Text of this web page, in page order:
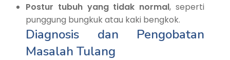
Postur tubuh yang tidak normal, seperti
punggung bungkuk atau kaki bengkok.
Diagnosis dan Pengobatan
Masalah Tulang